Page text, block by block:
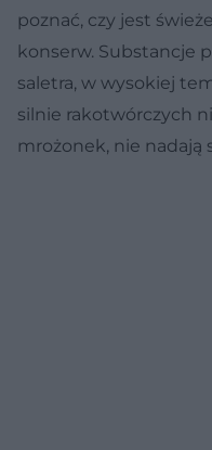
poznać, czy jest
konserw. Substancje
saletra, w wysokiej
silnie rakotwórczych
mrożonek, nie nadają